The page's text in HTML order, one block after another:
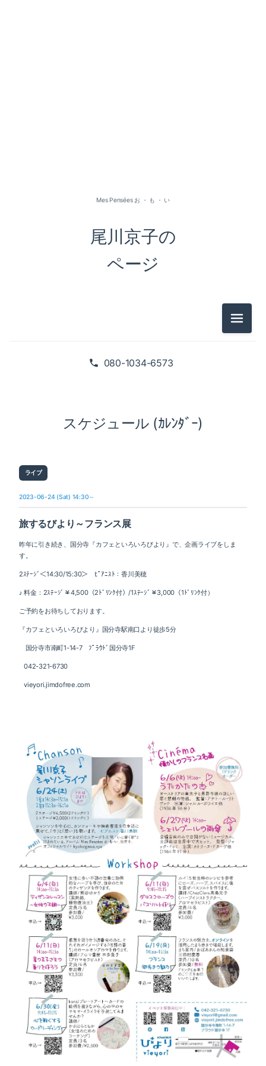
080-1034-6573
尾川京子の
ページ
Mes Pensées お ・ も ・ い
メニュ
スケジュール (ｶﾚﾝﾀﾞｰ)
ライブ
2023-06-24 (Sat) 14:30～
旅するびより～フランス展
昨年に引き続き、国分寺『カフェといろいろびより』で、企画ライブをしま
す。
2ｽﾃｰｼﾞ＜14:30/15:30＞ ﾋﾟｱﾆｽﾄ：香川美穂
♪ 料金：2ｽﾃｰｼﾞ￥4,500（2ﾄﾞﾘﾝｸ付）/1ｽﾃｰｼﾞ￥3,000（1ﾄﾞﾘﾝｸ付）
ご予約をお待ちしております。
『カフェといろいろびより』国分寺駅南口より徒歩5分
国分寺市南町1-14-7 ﾌﾟﾗｳﾄﾞ国分寺1F
042-321-6730
vieyori.jimdofree.com